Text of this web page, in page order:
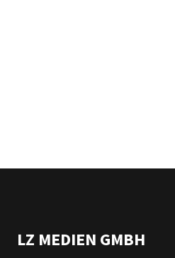
LZ MEDIEN GMBH